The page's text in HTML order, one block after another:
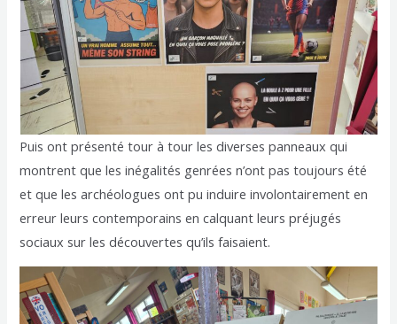
Puis ont présenté tour à tour les diverses panneaux qui
montrent que les inégalités genrées n’ont pas toujours été
et que les archéologues ont pu induire involontairement en
erreur leurs contemporains en calquant leurs préjugés
sociaux sur les découvertes qu’ils faisaient.